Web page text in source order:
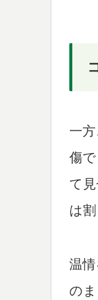
一
傷
て
は
温
の